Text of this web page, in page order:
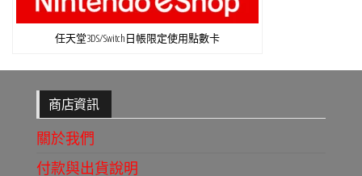
任天堂3DS/Switch日帳限定使用點數卡
商店資訊
關於我們
付款與出貨說明